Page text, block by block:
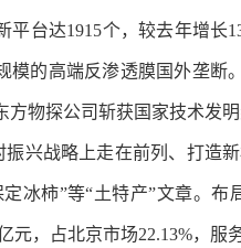
平台达1915个，较去年增长
模的高端反渗透膜国外垄断
方物探公司斩获国家技术发
振兴战略上走在前列、打造
冰柿”等“土特产”文章。
元，占北京市场22.13%，